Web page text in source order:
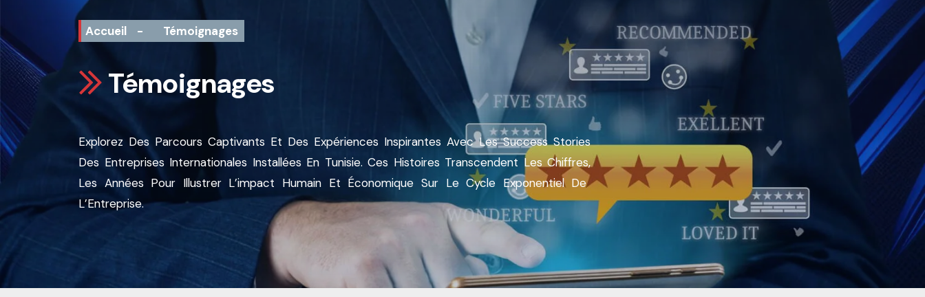
Accueil - Témoignages
Témoignages
Explorez Des Parcours Captivants Et Des ExpÉRiences Inspirantes AvecLesSuccess Stories
Des Entreprises Internationales InstallÉEs En Tunisie. Ces Histoires Transcendent Les Chiffres,
Les AnnÉEs Pour IllustrerL’impact Humain Et ÉConomique Sur Le Cycle ExponentielDe
L’Entreprise.